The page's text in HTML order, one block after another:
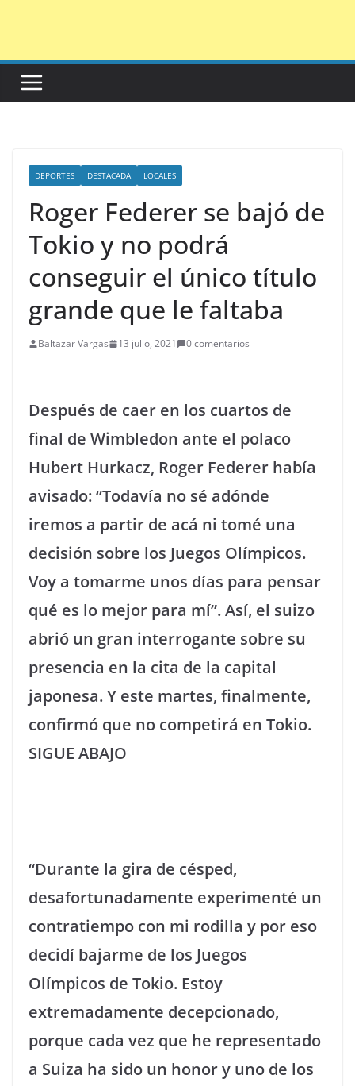
DEPORTES DESTACADA LOCALES
Roger Federer se bajó de
Tokio y no podrá
conseguir el único título
grande que le faltaba
Baltazar Vargas 13 julio, 2021 0 comentarios
Después de caer en los cuartos de
final de Wimbledon ante el polaco
Hubert Hurkacz, Roger Federer había
avisado: “Todavía no sé adónde
iremos a partir de acá ni tomé una
decisión sobre los Juegos Olímpicos.
Voy a tomarme unos días para pensar
qué es lo mejor para mí”. Así, el suizo
abrió un gran interrogante sobre su
presencia en la cita de la capital
japonesa. Y este martes, finalmente,
confirmó que no competirá en Tokio.
SIGUE ABAJO
“Durante la gira de césped,
desafortunadamente experimenté un
contratiempo con mi rodilla y por eso
decidí bajarme de los Juegos
Olímpicos de Tokio. Estoy
extremadamente decepcionado,
porque cada vez que he representado
a Suiza ha sido un honor y uno de los